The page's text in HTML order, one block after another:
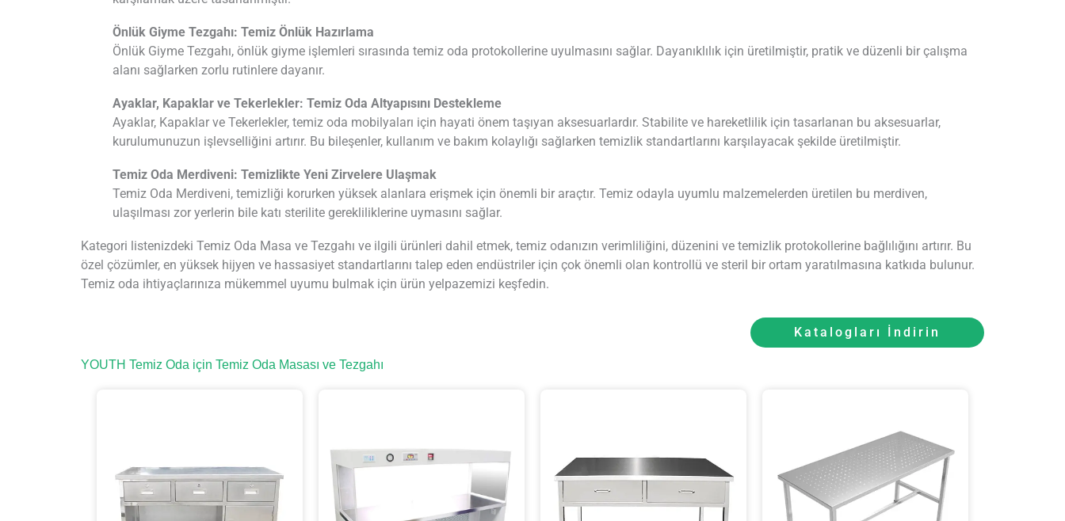
Önlük Giyme Tezgahı: Temiz Önlük Hazırlama
Önlük Giyme Tezgahı, önlük giyme işlemleri sırasında temiz oda protokollerine uyulmasını sağlar. Dayanıklılık için üretilmiştir, pratik ve düzenli bir çalışma
alanı sağlarken zorlu rutinlere dayanır.
Ayaklar, Kapaklar ve Tekerlekler: Temiz Oda Altyapısını Destekleme
Ayaklar, Kapaklar ve Tekerlekler, temiz oda mobilyaları için hayati önem taşıyan aksesuarlardır. Stabilite ve hareketlilik için tasarlanan bu aksesuarlar,
kurulumunuzun işlevselliğini artırır. Bu bileşenler, kullanım ve bakım kolaylığı sağlarken temizlik standartlarını karşılayacak şekilde üretilmiştir.
Temiz Oda Merdiveni: Temizlikte Yeni Zirvelere Ulaşmak
Temiz Oda Merdiveni, temizliği korurken yüksek alanlara erişmek için önemli bir araçtır. Temiz odayla uyumlu malzemelerden üretilen bu merdiven,
ulaşılması zor yerlerin bile katı sterilite gerekliliklerine uymasını sağlar.
Kategori listenizdeki Temiz Oda Masa ve Tezgahı ve ilgili ürünleri dahil etmek, temiz odanızın verimliliğini, düzenini ve temizlik protokollerine bağlılığını artırır. Bu
özel çözümler, en yüksek hijyen ve hassasiyet standartlarını talep eden endüstriler için çok önemli olan kontrollü ve steril bir ortam yaratılmasına katkıda bulunur.
Temiz oda ihtiyaçlarınıza mükemmel uyumu bulmak için ürün yelpazemizi keşfedin.
Katalogları İndirin
YOUTH Temiz Oda için Temiz Oda Masası ve Tezgahı